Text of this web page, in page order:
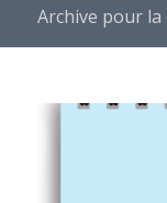
Archive pour